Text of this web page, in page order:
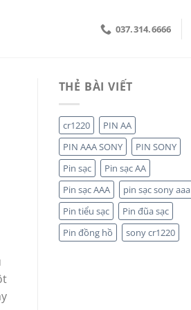
037.314.6666
THẺ BÀI VIẾT
cr1220
PIN AA
PIN AAA SONY
PIN SONY
Pin sạc
Pin sạc AA
Pin sạc AAA
pin sạc sony aaa
Pin tiểu sạc
Pin đũa sạc
Pin đồng hồ
sony cr1220